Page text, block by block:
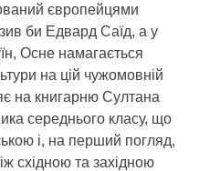
європейцями
би Едвард Саїд, а у
Осне намагається
на цій чужомовній
на книгарню Султана
середнього класу, що
і, на перший погляд,
східною та західною